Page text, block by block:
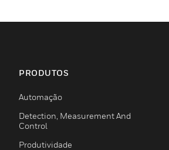
PRODUTOS
Automação
Detection, Measurement And
Control
Produtividade